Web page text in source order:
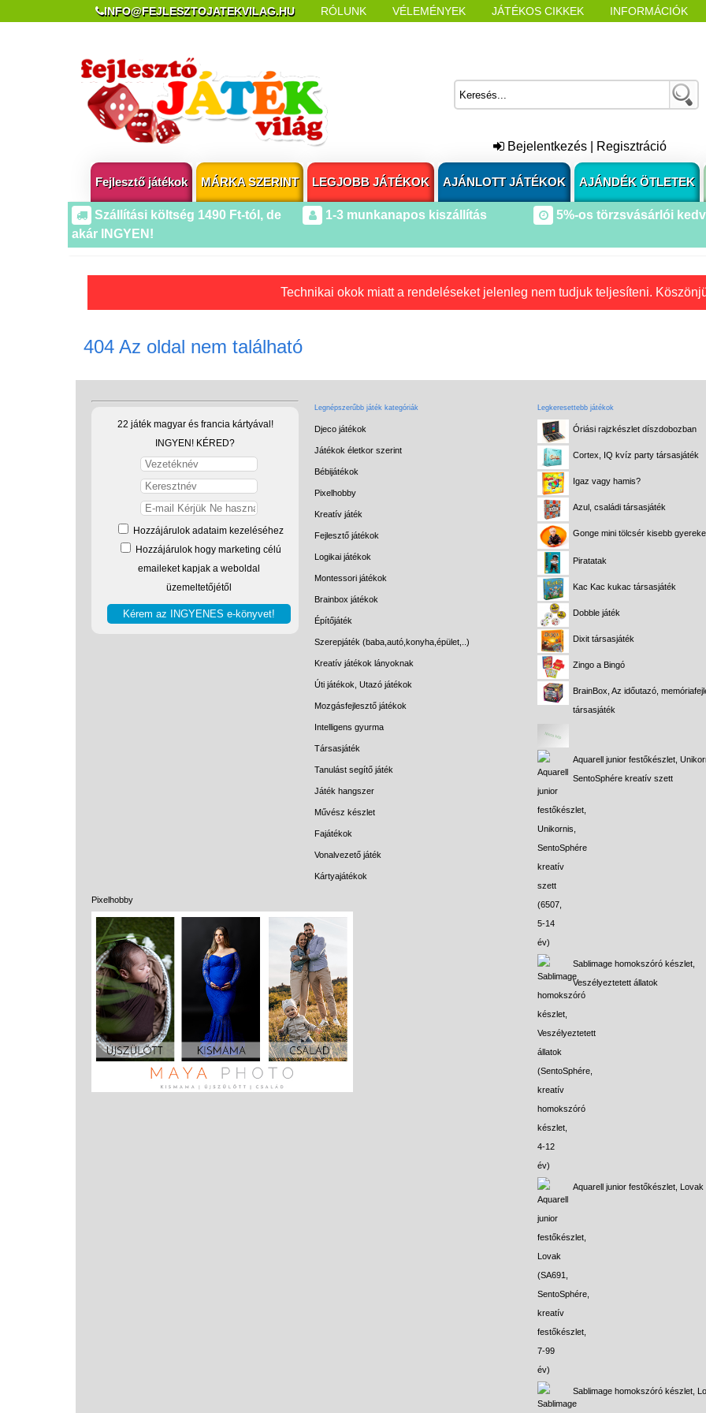
INFO@FEJLESZTOJATEKVILAG.HU RÓLUNK VÉLEMÉNYEK JÁTÉKOS CIKKEK INFORMÁCIÓK
Bejelentkezés Regisztráció
Fejlesztő játékok MÁRKA SZERINT LEGJOBB JÁTÉKOK AJÁNLOTT JÁTÉKOK AJÁNDÉK ÖTLETEK
Szállítási költség 1490 Ft-tól, de
akár INGYEN!
1-3 munkanapos kiszállítás 5%-os törzsvásárlói
Technikai okok miatt a rendeléseket jelenleg nem tudjuk teljesíteni.
404 Az oldal nem található
22 játék magyar és francia kártyával!
INGYEN! KÉRED?
Hozzájárulok adataim kezeléséhez
Hozzájárulok hogy marketing célú
emaileket kapjak a weboldal
üzemeltetőjétől
Pixelhobby
Legnépszerűbb játék kategóriák
Djeco játékok
Játékok életkor szerint
Bébijátékok
Pixelhobby
Kreatív játék
Fejlesztő játékok
Logikai játékok
Montessori játékok
Brainbox játékok
Építőjáték
Szerepjáték (baba,autó,konyha,épület,..)
Kreatív játékok lányoknak
Úti játékok, Utazó játékok
Mozgásfejlesztő játékok
Intelligens gyurma
Társasjáték
Tanulást segítő játék
Játék hangszer
Művész készlet
Fajátékok
Vonalvezető játék
Kártyajátékok
Legkeresettebb játékok
Óriási rajzkészlet díszdobozban
Cortex, IQ kvíz party társasjáték
Igaz vagy hamis?
Azul, családi társasjáték
Gonge mini tölcsér kisebb
Piratatak
Kac Kac kukac társasjáték
Dobble játék
Dixit társasjáték
Zingo a Bingó
BrainBox, Az időutazó,
társasjáték
Aquarell junior festőkészlet,
SentoSphére kreatív szett
Sablimage homokszóró készlet,
Veszélyeztetett állatok
Aquarell junior festőkészlet, Lovak
Sablimage homokszóró készlet,